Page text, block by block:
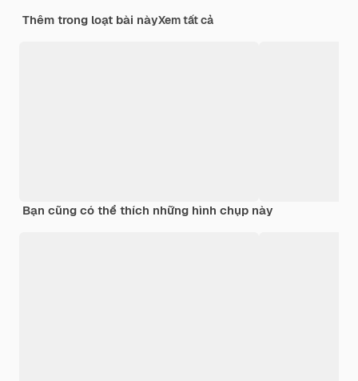
Thêm trong loạt bài nàyXem tất cả
Bạn cũng có thể thích những hình chụp này